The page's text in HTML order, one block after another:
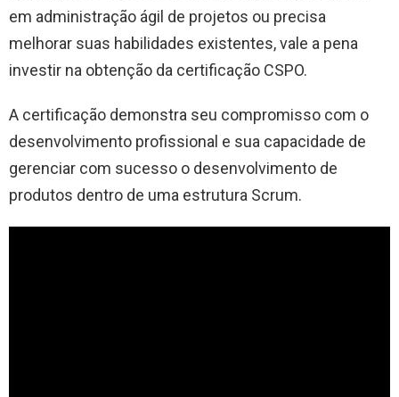
em administração ágil de projetos ou precisa
melhorar suas habilidades existentes, vale a pena
investir na obtenção da certificação CSPO.
A certificação demonstra seu compromisso com o
desenvolvimento profissional e sua capacidade de
gerenciar com sucesso o desenvolvimento de
produtos dentro de uma estrutura Scrum.